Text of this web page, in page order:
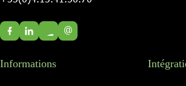
@
Informations